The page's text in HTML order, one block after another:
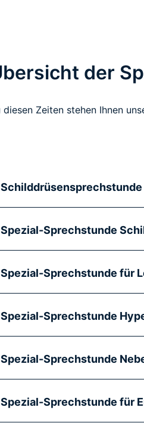
der
diesen Zeiten stehen Ihnen
Spezial-Sprechstunde
Spezial-Sprechstunde für
Spezial-Sprechstunde
Spezial-Sprechstunde
Spezial-Sprechstunde für